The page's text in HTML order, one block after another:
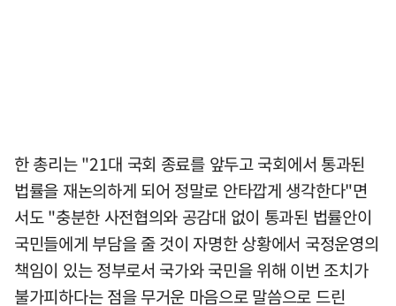
한 총리는 "21대 국회 종료를 앞두고 국회에서 통과된
법률을 재논의하게 되어 정말로 안타깝게 생각한다"면
서도 "충분한 사전협의와 공감대 없이 통과된 법률안이
국민들에게 부담을 줄 것이 자명한 상황에서 국정운영의
책임이 있는 정부로서 국가와 국민을 위해 이번 조치가
불가피하다는 점을 무거운 마음으로 말씀으로 드린